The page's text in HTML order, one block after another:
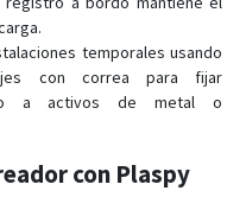
temporales usando
con correa para fijar
a activos de metal o
con Plaspy